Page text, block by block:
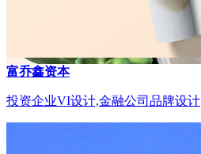
富乔鑫资本
投资企业VI设计,金融公司品牌设计